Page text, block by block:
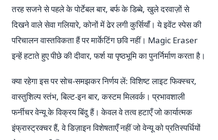
तरह सजने से पहले के पोर्टेबल बार, बर्फ के डिब्बे, खुले दरवाज़ों से
दिखने वाले सेवा गलियारे, कोनों में ढेर लगी कुर्सियाँ। ये इवेंट स्पेस की
परिचालन वास्तविकता हैं पर मार्केटिंग छवि नहीं। Magic Eraser
इन्हें हटाते हुए पीछे की दीवार, फर्श या पृष्ठभूमि का पुनर्निर्माण करता है।
क्या रहेगा इस पर सोच-समझकर निर्णय लें: विशिष्ट लाइट फिक्स्चर,
वास्तुशिल्प स्तंभ, बिल्ट-इन बार, कस्टम मिलवर्क। प्रभावशाली
फर्नीचर वेन्यू के विक्रय बिंदु हैं। केवल वे तत्व हटाएँ जो कार्यात्मक
इंफ्रास्ट्रक्चर हैं, वे डिज़ाइन विशेषताएँ नहीं जो वेन्यू को प्रतिस्पर्धियों